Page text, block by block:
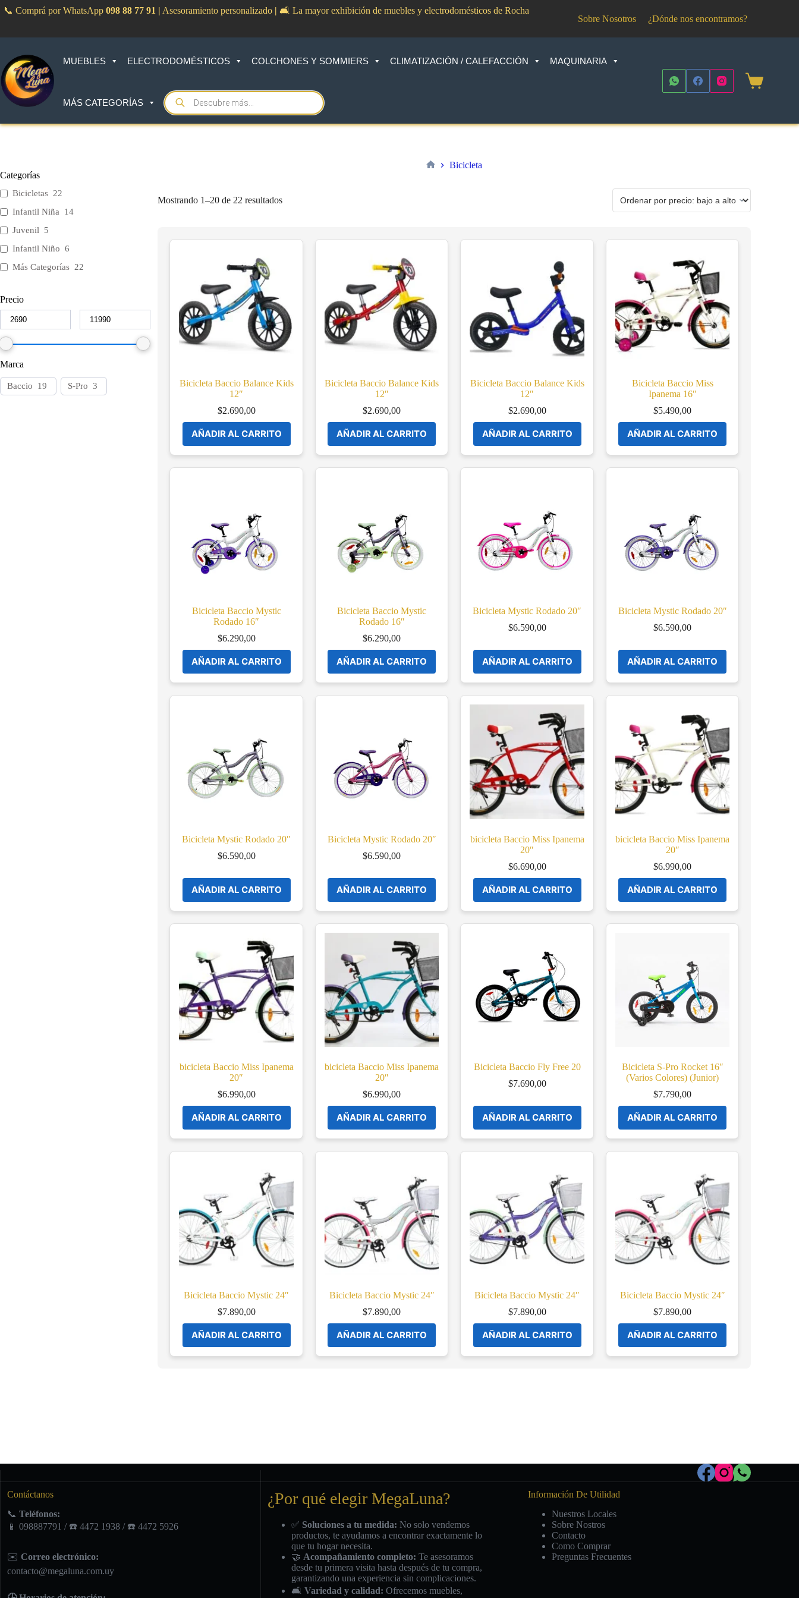
📞 Comprá por WhatsApp 098 88 77 91 | Asesoramiento personalizado | 🛋️ La mayor exhibición de muebles y electrodomésticos de Rocha
Sobre Nosotros ¿Dónde nos encontramos?
MUEBLES ELECTRODOMÉSTICOS COLCHONES Y SOMMIERS CLIMATIZACIÓN / CALEFACCIÓN MAQUINARIA
MÁS CATEGORÍAS
Products
search
Shopping
Bicicleta
Mostrando 1–20 de 22 resultadosSorted
to
Bicicleta Baccio Balance Kids
12″
$2.690,00
AÑADIR AL CARRITO
Bicicleta Baccio Balance Kids
12″
$2.690,00
AÑADIR AL CARRITO
Bicicleta Baccio Balance Kids
12″
$2.690,00
AÑADIR AL CARRITO
Bicicleta Baccio Miss
Ipanema 16″
$5.490,00
AÑADIR AL CARRITO
Bicicleta Baccio Mystic
Rodado 16″
$6.290,00
AÑADIR AL CARRITO
Bicicleta Baccio Mystic
Rodado 16″
$6.290,00
AÑADIR AL CARRITO
Bicicleta Mystic Rodado 20″
$6.590,00
AÑADIR AL CARRITO
Bicicleta Mystic Rodado 20″
$6.590,00
AÑADIR AL CARRITO
Bicicleta Mystic Rodado 20″
$6.590,00
AÑADIR AL CARRITO
Bicicleta Mystic Rodado 20″
$6.590,00
AÑADIR AL CARRITO
bicicleta Baccio Miss Ipanema
20″
$6.690,00
AÑADIR AL CARRITO
bicicleta Baccio Miss Ipanema
20″
$6.990,00
AÑADIR AL CARRITO
bicicleta Baccio Miss Ipanema
20″
$6.990,00
AÑADIR AL CARRITO
bicicleta Baccio Miss Ipanema
20″
$6.990,00
AÑADIR AL CARRITO
Bicicleta Baccio Fly Free 20
$7.690,00
AÑADIR AL CARRITO
Bicicleta S-Pro Rocket 16″
(Varios Colores) (Junior)
$7.790,00
AÑADIR AL CARRITO
Bicicleta Baccio Mystic 24″
$7.890,00
AÑADIR AL CARRITO
Bicicleta Baccio Mystic 24″
$7.890,00
AÑADIR AL CARRITO
Bicicleta Baccio Mystic 24″
$7.890,00
AÑADIR AL CARRITO
Bicicleta Baccio Mystic 24″
$7.890,00
AÑADIR AL CARRITO
Categorías
Bicicletas 22
Infantil Niña
14
Juvenil
5
Infantil Niño 6
Más Categorías 22
Precio
Marca
Baccio 19 S-Pro 3
Contáctanos
📞 Teléfonos:
📱 098887791 / ☎️ 4472 1938 / ☎️ 4472 5926
✉️ Correo electrónico:
contacto@megaluna.com.uy
¿Por qué elegir MegaLuna?
✅ Soluciones a tu medida: No solo vendemos
productos, te ayudamos a encontrar exactamente lo
que tu hogar necesita.
🤝 Acompañamiento completo: Te asesoramos
desde tu primera visita hasta después de tu compra,
garantizando una experiencia sin complicaciones.
🛋️ Variedad y calidad: Ofrecemos muebles,
Información De Utilidad
Nuestros Locales
Sobre Nostros
Contacto
Como Comprar
Preguntas Frecuentes